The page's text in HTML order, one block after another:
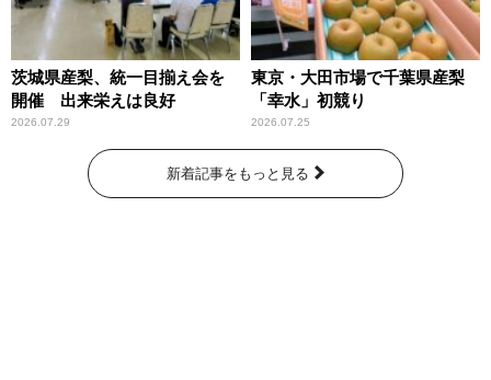
茨城県産梨、統一目揃え会を
開催 出来栄えは良好
2026.07.29
東京・大田市場で千葉県産梨
「幸水」初競り
2026.07.25
新着記事をもっと見る